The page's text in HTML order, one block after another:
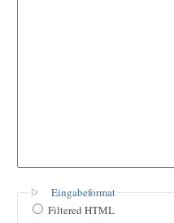
Eingabeformat
Filtered HTML